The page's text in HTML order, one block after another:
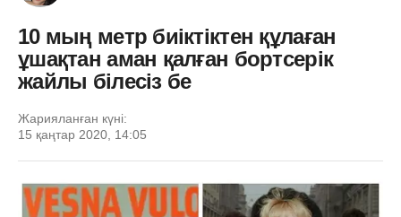
10 мың метр биіктіктен құлаған
ұшақтан аман қалған бортсерік
жайлы білесіз бе
Жарияланған күні:
15 қаңтар 2020, 14:05